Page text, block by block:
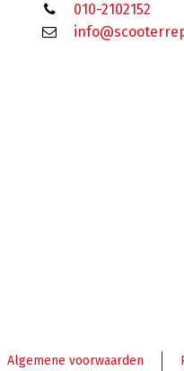
010-2102152
Algemene voorwaarden